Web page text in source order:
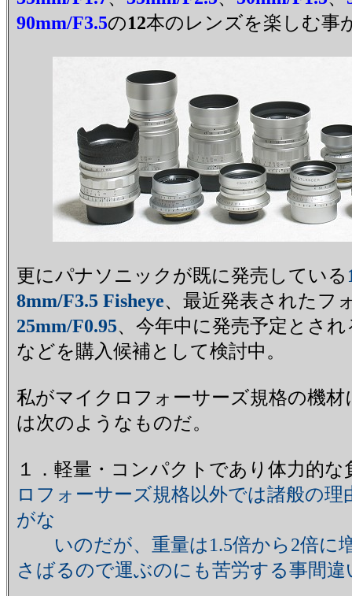
90mm/F3.5の12本のレンズを楽しむ事
更にパナソニックが既に発売している
8mm/F3.5 Fisheye、最近発表されたフ
25mm/F0.95、今年中に発売予定とされ
などを購入候補として検討中。
私がマイクロフォーサーズ規格の機
は次のようなものだ。
１．軽量・コンパクトであり体力的
ロフォーサーズ規格以外では諸般の
がな
いのだが、重量は1.5倍から2倍に
さばるので運ぶのにも苦労する事間違